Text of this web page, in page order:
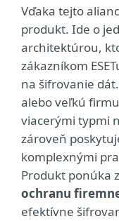
Vďaka tejto
produkt. Ide o
architektúrou,
zákazníkom
na šifrovanie
alebo veľkú
viacerými typmi
zároveň
komplexnými
Produkt ponúka
ochranu
efektívne